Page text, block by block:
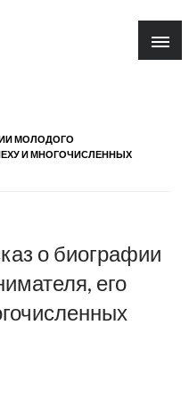
МОЛОДОГО
И МНОГОЧИСЛЕННЫХ
о биографии
его